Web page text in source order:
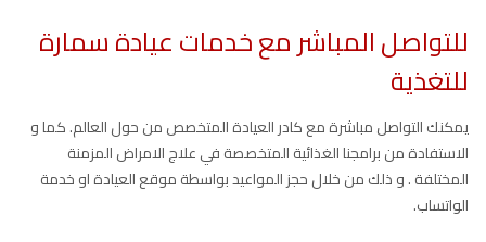
للتواصل المباشر مع خدمات عيادة سمارة
للتغذية
يمكنك التواصل مباشرة مع كادر العيادة المتخصص من حول العالم. كما و
الاستفادة من برامجنا الغذائية المتخصصة في علاج الامراض المزمنة
المختلفة . و ذلك من خلال حجز المواعيد بواسطة موقع العيادة او خدمة
الواتساب.